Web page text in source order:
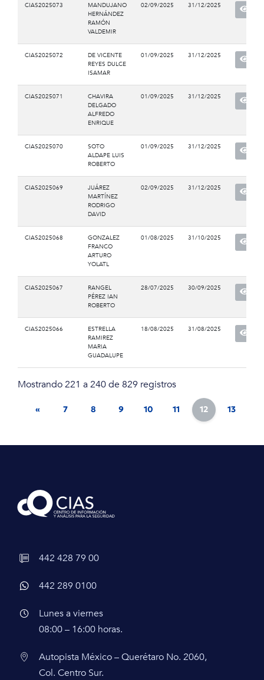
CIAS2025073
MANDUJANO
HERNÁNDEZ
RAMÓN
VALDEMIR
02/09/2025 31/12/2025
CIAS2025072
DE VICENTE
REYES DULCE
ISAMAR
01/09/2025 31/12/2025
CIAS2025071
CHAVIRA
DELGADO
ALFREDO
ENRIQUE
01/09/2025 31/12/2025
CIAS2025070
SOTO
ALDAPE LUIS
ROBERTO
01/09/2025 31/12/2025
CIAS2025069
JUÁREZ
MARTÍNEZ
RODRIGO
DAVID
02/09/2025 31/12/2025
CIAS2025068
GONZALEZ
FRANCO
ARTURO
YOLATL
01/08/2025 31/10/2025
CIAS2025067
RANGEL
PÉREZ IAN
ROBERTO
28/07/2025 30/09/2025
CIAS2025066
ESTRELLA
RAMIREZ
MARIA
GUADALUPE
18/08/2025 31/08/2025
Mostrando 221 a 240 de 829 registros
« 7 8 9 10 11 12 13
442 428 79 00
442 289 0100
Lunes a viernes
08:00 – 16:00 horas.
Autopista México – Querétaro No. 2060,
Col. Centro Sur.